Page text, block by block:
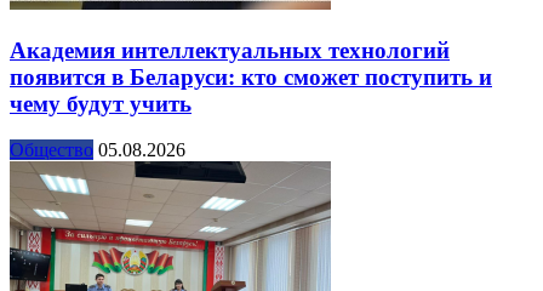
Академия интеллектуальных технологий
появится в Беларуси: кто сможет поступить и
чему будут учить
Общество 05.08.2026